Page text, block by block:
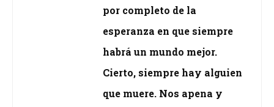
por completo de la
esperanza en que siempre
habrá un mundo mejor.
Cierto, siempre hay alguien
que muere. Nos apena y